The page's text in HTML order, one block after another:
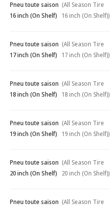
Pneu toute saison
16 inch (On Shelf)
(All Season Tire
16 inch (On Shelf))
Pneu toute saison
17 inch (On Shelf)
(All Season Tire
17 inch (On Shelf))
Pneu toute saison
18 inch (On Shelf)
(All Season Tire
18 inch (On Shelf))
Pneu toute saison
19 inch (On Shelf)
(All Season Tire
19 inch (On Shelf))
Pneu toute saison
20 inch (On Shelf)
(All Season Tire
20 inch (On Shelf))
Pneu toute saison (All Season Tire